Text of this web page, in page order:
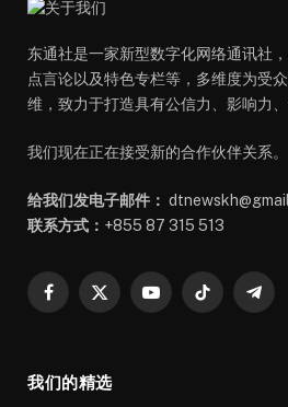
东通社是一家新型数字化网络通讯社
点言论以及特色专栏等，多维度为受
维，致力于打造具有公信力、影响力
我们现在正在接受新的合作伙伴关系。
给我们发电子邮件：
联系方式： +855 87 315 513
Facebook
X
YouTubeTikTok
我们的精选